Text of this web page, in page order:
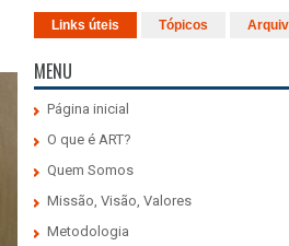
Links úteis Tópicos
MENU
Página inicial
O que é ART?
Quem Somos
Missão, Visão, Valores
Metodologia